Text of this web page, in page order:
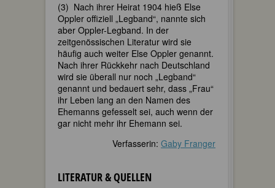
(3) Nach ihrer Heirat 1904 hieß Else
Oppler offiziell „Legband“, nannte sich
aber Oppler-Legband. In der
zeitgenössischen Literatur wird sie
häufig auch weiter Else Oppler genannt.
Nach ihrer Rückkehr nach Deutschland
wird sie überall nur noch „Legband“
genannt und bedauert sehr, dass „Frau“
ihr Leben lang an den Namen des
Ehemanns gefesselt sei, auch wenn der
gar nicht mehr ihr Ehemann sei.
Verfasserin: Gaby Franger
LITERATUR & QUELLEN